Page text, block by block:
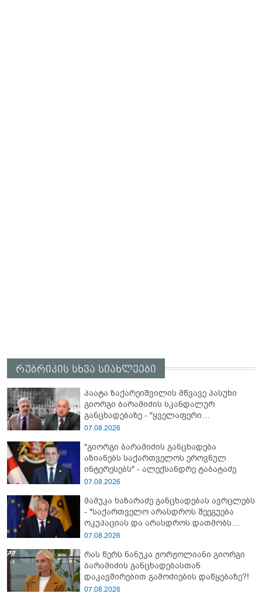
რუბრიკის სხვა სიახლეები
პაატა ზაქარეიშვილის მწვავე პასუხი
გიორგი ბარამიძის სკანდალურ
განცხადებაზე - "ყველაფერი
დეტალურად ვიცი... კამანში მოკლული
ბარამიძე კი ტყუის"
07.08.2026
"გიორგი ბარამიძის განცხადება
აზიანებს საქართველოს ეროვნულ
ინტერესებს" - ალექსანდრე ტაბატაძე
07.08.2026
მამუკა ხაზარაძე განცხადებას ავრცლებს
- "საქართველო არასდროს შეეგუება
ოკუპაციას და არასდროს დათმობს
თავისუფლებას!"
07.08.2026
რას წერს ნანუკა ჟორჟოლიანი გიორგი
ბარამიძის განცხადებასთან
დაკავშირებით გამოძიების დაწყებაზე?!
07.08.2026